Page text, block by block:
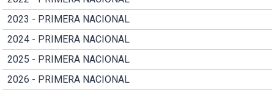
2023 - PRIMERA NACIONAL
2024 - PRIMERA NACIONAL
2025 - PRIMERA NACIONAL
2026 - PRIMERA NACIONAL